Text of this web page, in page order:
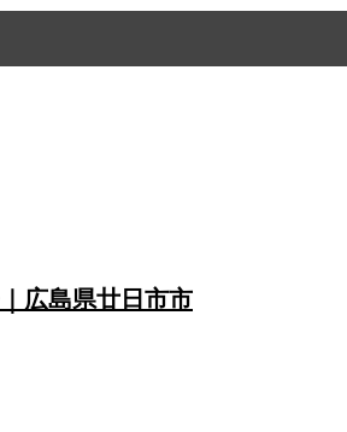
広島県廿日市市